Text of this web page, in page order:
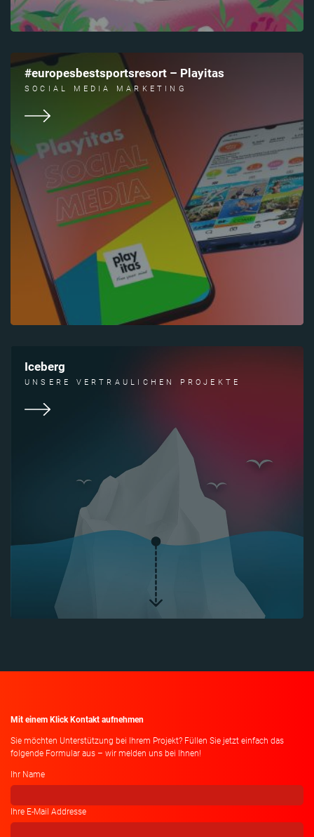
#europesbestsportsresort – Playitas
SOCIAL MEDIA MARKETING
Iceberg
UNSERE VERTRAULICHEN PROJEKTE
Mit einem Klick Kontakt aufnehmen
Sie möchten Unterstützung bei Ihrem Projekt? Füllen Sie jetzt einfach das
folgende Formular aus – wir melden uns bei Ihnen!
Ihr Name
Ihre E-Mail Addresse